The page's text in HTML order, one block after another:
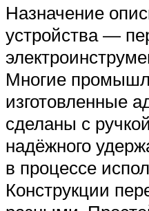
Назначение
устройства —
Многие
изготовленные
сделаны с
надёжного
в процессе
Конструкции